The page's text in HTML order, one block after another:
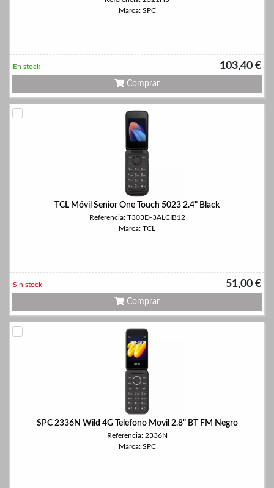
Marca: SPC
103,40 €
En stock
Comprar
TCL Móvil Senior One Touch 5023 2.4" Black
Referencia: T303D-3ALCIB12
Marca: TCL
51,00 €
Sin stock
Comprar
SPC 2336N Wild 4G Telefono Movil 2.8" BT FM Negro
Referencia: 2336N
Marca: SPC